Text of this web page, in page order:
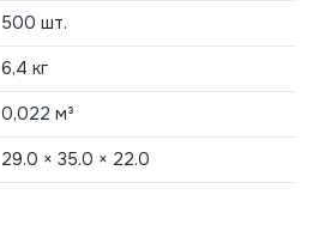
500 шт.
6,4 кг
0,022 м³
29.0 × 35.0 × 22.0